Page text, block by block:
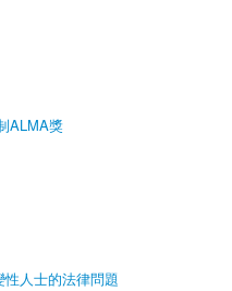
ALMA獎
人士的法律問題